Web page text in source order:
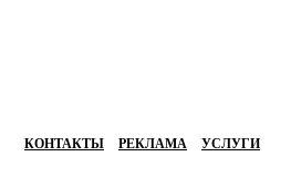
КОНТАКТЫ РЕКЛАМА УСЛУГИ